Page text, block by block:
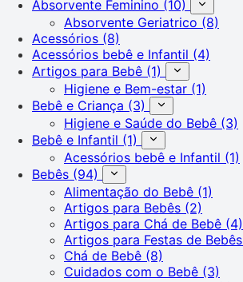
Absorvente Feminino (10)
Absorvente Geriatrico (8)
Acessórios (8)
Acessórios bebê e Infantil (4)
Artigos para Bebê (1)
Higiene e Bem-estar (1)
Bebê e Criança (3)
Higiene e Saúde do Bebê (3)
Bebê e Infantil (1)
Acessórios bebê e Infantil (1)
Bebês (94)
Alimentação do Bebê (1)
Artigos para Bebês (2)
Artigos para Chá de Bebê (4)
Artigos para Festas de Bebês
Chá de Bebê (8)
Cuidados com o Bebê (3)